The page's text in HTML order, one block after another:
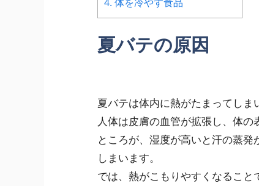
夏バテの原因
夏バテは体内に熱がたまってしま
人体は皮膚の血管が拡張し、体の
ところが、湿度が高いと汗の蒸
しまいます。
では、熱がこもりやすくなること